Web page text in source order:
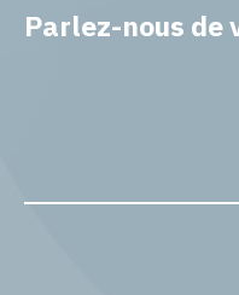
Parlez-nous